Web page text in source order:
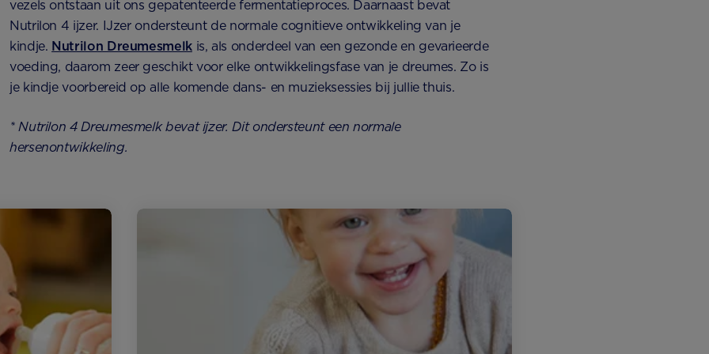
vezels ontstaan uit ons gepatenteerde fermentatieproces. Daarnaast bevat
Nutrilon 4 ijzer. IJzer ondersteunt de normale cognitieve ontwikkeling van je
kindje. Nutrilon Dreumesmelkis, als onderdeel van een gezonde en gevarieerde
voeding, daarom zeer geschikt voor elke ontwikkelingsfase van je dreumes. Zo is
je kindje voorbereid op alle komende dans- en muzieksessies bij jullie thuis.
* Nutrilon 4 Dreumesmelk bevat ijzer. Dit ondersteunt een normale
hersenontwikkeling.